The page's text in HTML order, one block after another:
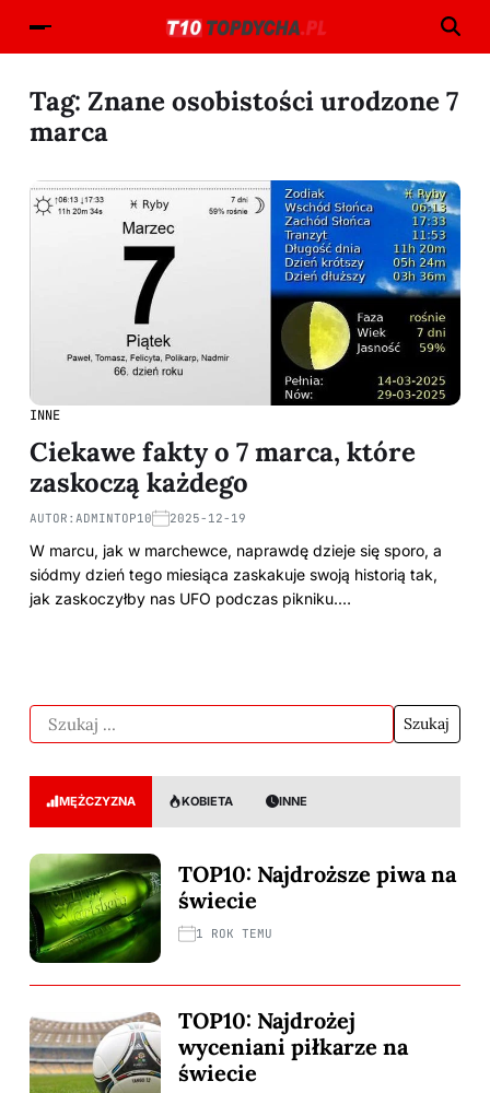
Tag: Znane osobistości urodzone 7
marca
INNE
Ciekawe fakty o 7 marca, które
zaskoczą każdego
AUTOR: ADMINTOP10 2025-12-19
W marcu, jak w marchewce, naprawdę dzieje się sporo, a
siódmy dzień tego miesiąca zaskakuje swoją historią tak,
jak zaskoczyłby nas UFO podczas pikniku.…
MĘŻCZYZNA KOBIETA INNE
TOP10: Najdroższe piwa na
świecie
1 ROK TEMU
TOP10: Najdrożej
wyceniani piłkarze na
świecie